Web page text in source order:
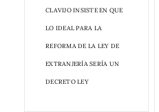
CLAVIJO INSISTE EN QUE
LO IDEAL PARA LA
REFORMA DE LA LEY DE
EXTRANJERÍA SERÍA UN
DECRETO LEY